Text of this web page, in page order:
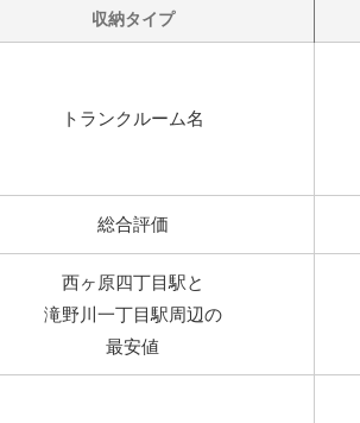
収納タイプ
トランクルーム名
総合評価
西ヶ原四丁目駅と
滝野川一丁目駅周辺の
最安値